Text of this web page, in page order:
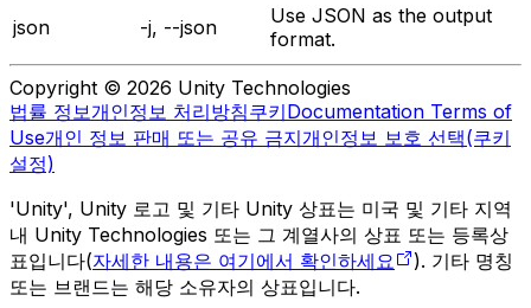
json
-j, --json
Use JSON as the output
format.
Copyright © 2026 Unity Technologies
법률 정보개인정보 처리방침쿠키Documentation Terms of
Use개인 정보 판매 또는 공유 금지개인정보 보호 선택(쿠키
설정)
'Unity', Unity 로고 및 기타 Unity 상표는 미국 및 기타 지역
내 Unity Technologies 또는 그 계열사의 상표 또는 등록상
표입니다(자세한 내용은 여기에서 확인하세요
). 기타 명칭
또는 브랜드는 해당 소유자의 상표입니다.